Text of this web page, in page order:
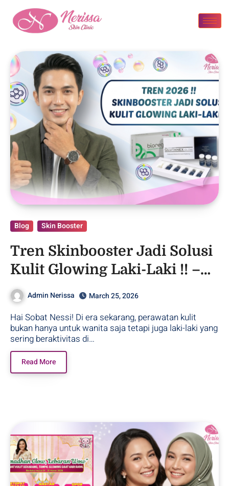
Blog Skin Booster
Tren Skinbooster Jadi Solusi
Kulit Glowing Laki-Laki !! –
Purwodadi
Admin Nerissa March 25, 2026
Hai Sobat Nessi! Di era sekarang, perawatan kulit
bukan hanya untuk wanita saja tetapi juga laki-laki yang
sering beraktivitas di…
Read More